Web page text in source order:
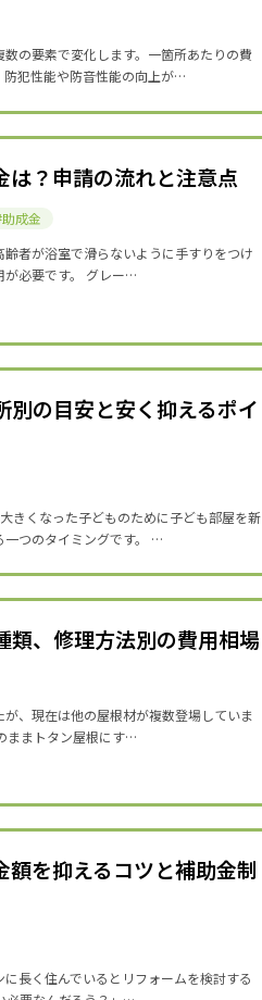
の要素で変化します。一箇所あたりの費
防犯性能や防音性能の向上が…
は？申請の流れと注意点
助成金
者が浴室で滑らないように手すりをつけ
が必要です。 グレー…
の目安と安く抑えるポイ
きくなった子どものために子ども部屋を新
一つのタイミングです。 …
類、修理方法別の費用相場
、現在は他の屋根材が複数登場していま
ままトタン屋根にす…
を抑えるコツと補助金制
長く住んでいるとリフォームを検討する